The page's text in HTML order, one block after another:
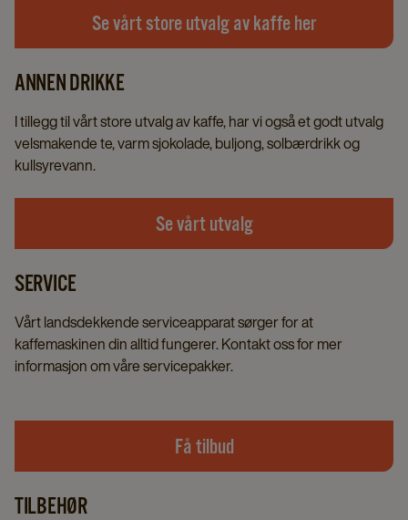
Se vårt store utvalg av kaffe her
ANNEN DRIKKE
I tillegg til vårt store utvalg av kaffe, har vi også et godt utvalg
velsmakende te, varm sjokolade, buljong, solbærdrikk og
kullsyrevann.
Se vårt utvalg
SERVICE
Vårt landsdekkende serviceapparat sørger for at
kaffemaskinen din alltid fungerer. Kontakt oss for mer
informasjon om våre servicepakker.
Få tilbud
TILBEHØR